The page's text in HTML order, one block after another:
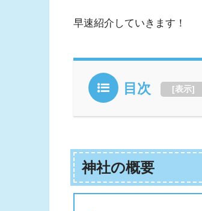
早速紹介していきます！
目次 [表示]
神社の概要